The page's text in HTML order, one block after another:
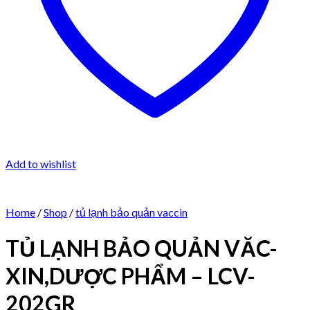
Add to wishlist
Home /Shop /tủ lạnh bảo quản vaccin
TỦ LẠNH BẢO QUẢN VĂC-
XIN,DƯỢC PHẨM – LCV-
202GR